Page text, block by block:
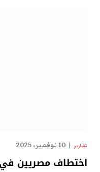
تقارير 10 نوفمبر، 2025
اختطاف مصريين في